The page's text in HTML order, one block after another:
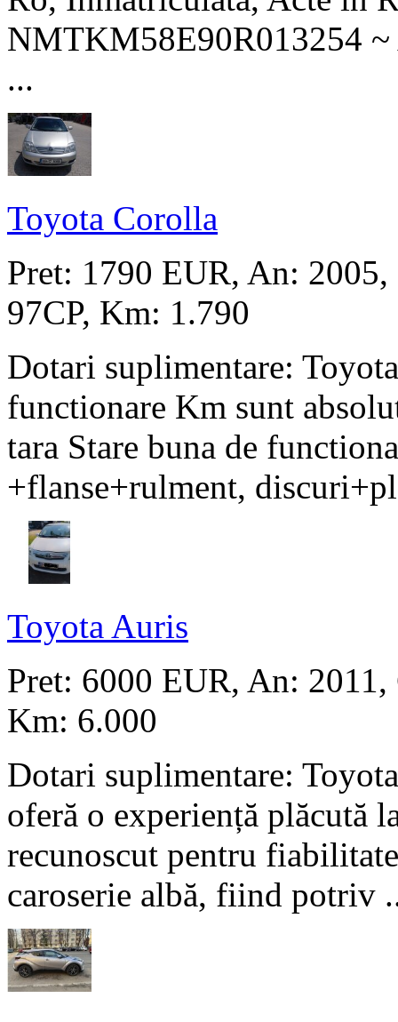
NMTKM58E90R013254
...
Toyota Corolla
Pret: 1790 EUR, An: 2005,
97CP, Km: 1.790
Dotari suplimentare:
functionare Km sunt
tara Stare buna de
+flanse+rulment,
Toyota Auris
Pret: 6000 EUR, An: 2011,
Km: 6.000
Dotari suplimentare:
oferă o experiență plăcută
recunoscut pentru
caroserie albă, fiind potriv